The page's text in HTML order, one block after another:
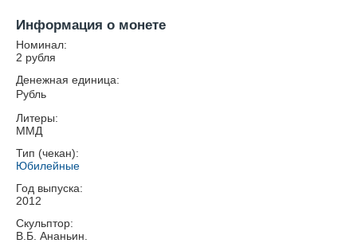
Информация о монете
Номинал:
2 рубля
Денежная единица:
Рубль
Литеры:
ММД
Тип (чекан):
Юбилейные
Год выпуска:
2012
Скульптор:
В.Б. Ананьин.